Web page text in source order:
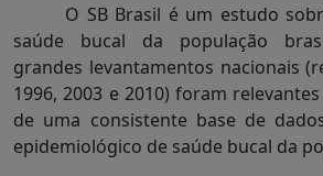
O SB Brasil é um estudo
saúde bucal da população
grandes levantamentos nacionais
1996, 2003 e 2010) foram
de uma consistente base de
epidemiológico de saúde bucal da